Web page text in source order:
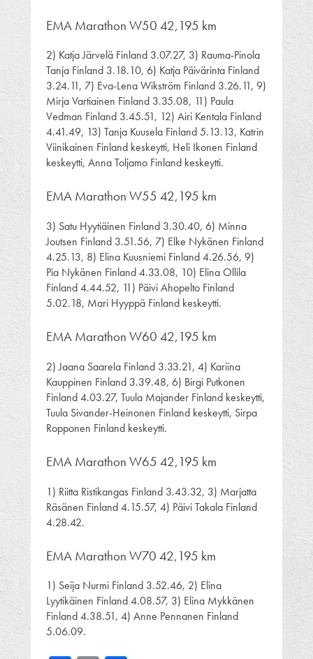
EMA Marathon W50 42,195 km
2) Katja Järvelä Finland 3.07.27, 3) Rauma-Pinola
Tanja Finland 3.18.10, 6) Katja Päivärinta Finland
3.24.11, 7) Eva-Lena Wikström Finland 3.26.11, 9)
Mirja Vartiainen Finland 3.35.08, 11) Paula
Vedman Finland 3.45.51, 12) Airi Kentala Finland
4.41.49, 13) Tanja Kuusela Finland 5.13.13, Katrin
Viinikainen Finland keskeytti, Heli Ikonen Finland
keskeytti, Anna Toljamo Finland keskeytti.
EMA Marathon W55 42,195 km
3) Satu Hyytiäinen Finland 3.30.40, 6) Minna
Joutsen Finland 3.51.56, 7) Elke Nykänen Finland
4.25.13, 8) Elina Kuusniemi Finland 4.26.56, 9)
Pia Nykänen Finland 4.33.08, 10) Elina Ollila
Finland 4.44.52, 11) Päivi Ahopelto Finland
5.02.18, Mari Hyyppä Finland keskeytti.
EMA Marathon W60 42,195 km
2) Jaana Saarela Finland 3.33.21, 4) Kariina
Kauppinen Finland 3.39.48, 6) Birgi Putkonen
Finland 4.03.27, Tuula Majander Finland keskeytti,
Tuula Sivander-Heinonen Finland keskeytti, Sirpa
Ropponen Finland keskeytti.
EMA Marathon W65 42,195 km
1) Riitta Ristikangas Finland 3.43.32, 3) Marjatta
Räsänen Finland 4.15.57, 4) Päivi Takala Finland
4.28.42.
EMA Marathon W70 42,195 km
1) Seija Nurmi Finland 3.52.46, 2) Elina
Lyytikäinen Finland 4.08.57, 3) Elina Mykkänen
Finland 4.38.51, 4) Anne Pennanen Finland
5.06.09.